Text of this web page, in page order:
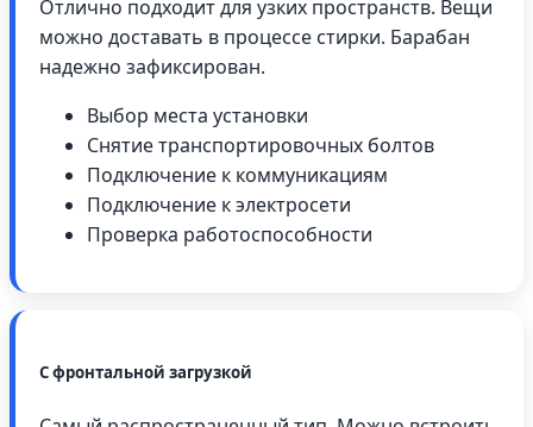
Отлично подходит для узких пространств. Вещи
можно доставать в процессе стирки. Барабан
надежно зафиксирован.
Выбор места установки
Снятие транспортировочных болтов
Подключение к коммуникациям
Подключение к электросети
Проверка работоспособности
С фронтальной загрузкой